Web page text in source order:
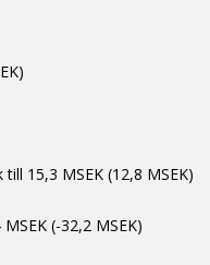
15,3 MSEK (12,8 MSEK)
(-32,2 MSEK)